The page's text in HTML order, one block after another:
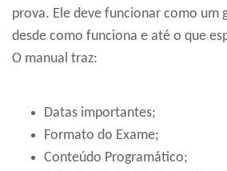
prova. Ele deve funcionar como um
desde como funciona e até o que
O manual traz:
Datas importantes;
Formato do Exame;
Conteúdo Programático;